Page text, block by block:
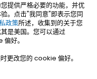
宇”
提供严格必要的功能，并优
。点击"我同意"即表示您同
政策所述，收集到的关于您
是美国。您可以通过
好。
更改您的 cookie 偏好。